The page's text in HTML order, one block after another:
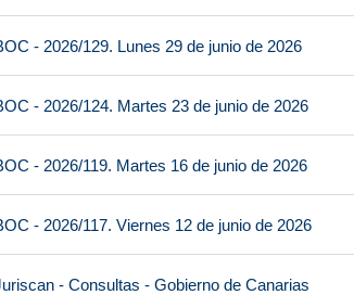
- 2026/129. Lunes 29 de junio de 2026
- 2026/124. Martes 23 de junio de 2026
- 2026/119. Martes 16 de junio de 2026
- 2026/117. Viernes 12 de junio de 2026
- Consultas - Gobierno de Canarias